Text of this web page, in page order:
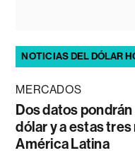
NOTICIAS DEL DÓLAR
MERCADOS
Dos datos pondrán
dólar y a estas
América Latina